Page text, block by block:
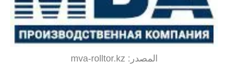
المصدر: mva-rolltor.kz